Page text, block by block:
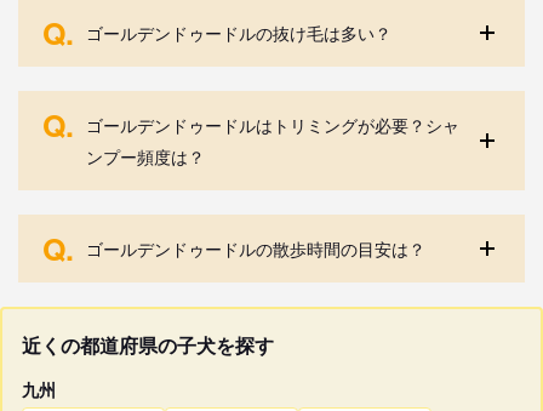
Q. ゴールデンドゥードルの抜け毛は多い？
Q.
ゴールデンドゥードルはトリミングが必要？シャ
ンプー頻度は？
Q. ゴールデンドゥードルの散歩時間の目安は？
近くの都道府県の子犬を探す
九州